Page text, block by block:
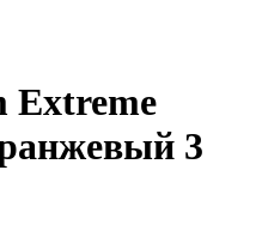
Extreme
3